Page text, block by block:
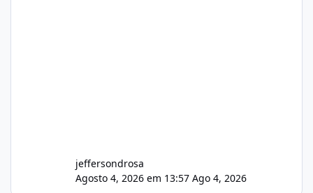
jeffersondrosa
Agosto 4, 2026 em 13:57 Ago 4, 2026